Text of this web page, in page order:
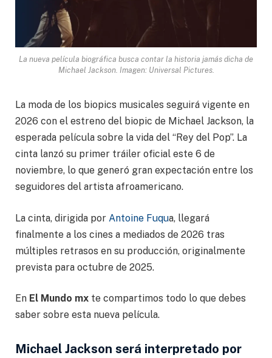
La nueva película biográfica busca contar la historia jamás dicha de
Michael Jackson. Imagen: Universal Pictures.
La moda de los biopics musicales seguirá vigente en
2026 con el estreno del biopic de Michael Jackson, la
esperada película sobre la vida del “Rey del Pop”. La
cinta lanzó su primer tráiler oficial este 6 de
noviembre, lo que generó gran expectación entre los
seguidores del artista afroamericano.
La cinta, dirigida por Antoine Fuqua, llegará
finalmente a los cines a mediados de 2026 tras
múltiples retrasos en su producción, originalmente
prevista para octubre de 2025.
En El Mundo mx te compartimos todo lo que debes
saber sobre esta nueva película.
Michael Jackson será interpretado por